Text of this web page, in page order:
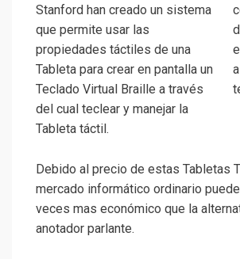
Stanford han creado un sistema
que permite usar las
propiedades táctiles de una
Tableta para crear en pantalla un
Teclado Virtual Braille a través
del cual teclear y manejar la
Tableta táctil.
Debido al precio de estas Tabletas
mercado informático ordinario
veces mas económico que la
anotador parlante.